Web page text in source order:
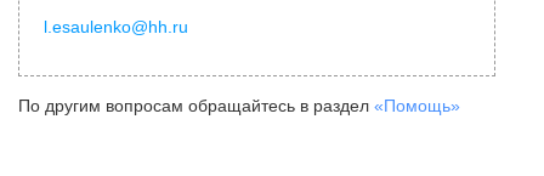
l.esaulenko@hh.ru
По другим вопросам обращайтесь в раздел «Помощь»